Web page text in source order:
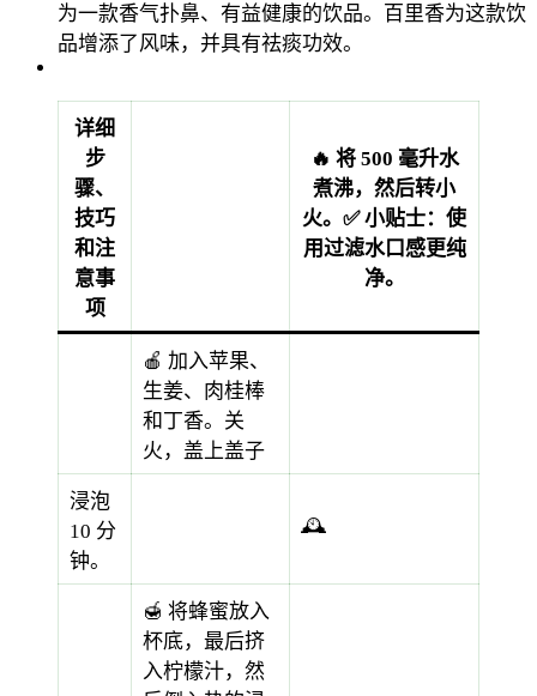
为一款香气扑鼻、有益健康的饮品。百里香为这款饮
品增添了风味，并具有祛痰功效。
详细
步
骤、
技巧
和注
意事
项
🔥 将 500 毫升水
煮沸，然后转小
火。✅ 小贴士：使
用过滤水口感更纯
净。
🍎 加入苹果、
生姜、肉桂棒
和丁香。关
火，盖上盖子
浸泡
10 分
钟。
🕰️
🍯 将蜂蜜放入
杯底，最后挤
入柠檬汁，然